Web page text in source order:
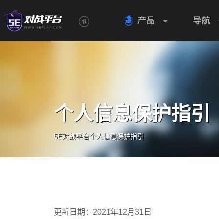
 产品 导航
个人信息保护指引
5E对战平台个人信息保护指引
更新日期：2021年12月31日